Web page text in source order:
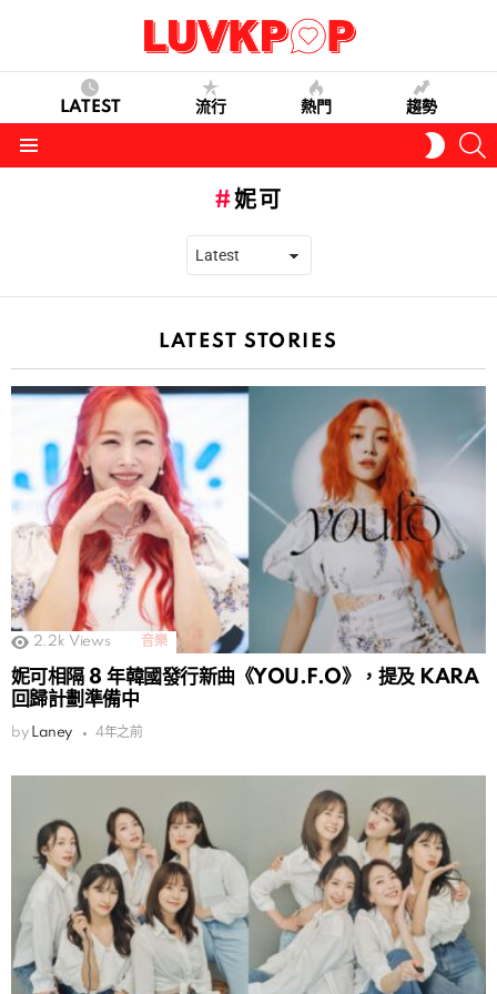
LATEST 流行 熱門 趨勢
SKIN
妮可
LATEST STORIES
2.2k Views 音樂
妮可相隔 8 年韓國發行新曲《YOU.F.O》，提及 KARA
回歸計劃準備中
by Laney 4年之前